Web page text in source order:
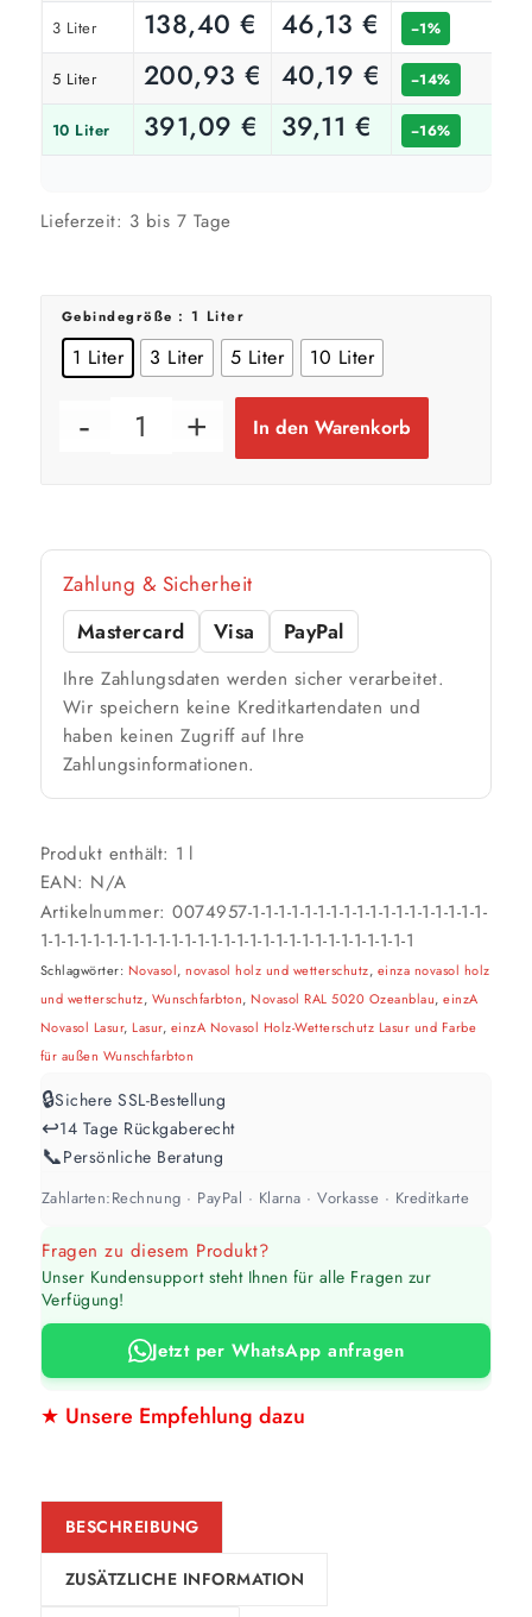
📏 Ihre Fläche
m²
Farbig / dunkel
Weiß / hell
1 Anstrich reicht meist
Werte sind Richtwerte und können je nach Untergrund und Werkzeug
abweichen. Für 10 % Reserve wird automatisch aufgerundet.
3 Liter 138,40€ 46,13 € −1%
5 Liter 200,93€ 40,19 € −14%
10 Liter 391,09€ 39,11 € −16%
Lieferzeit: 3 bis 7 Tage
Gebindegröße : 1 Liter
1 Liter 3 Liter 5 Liter 10 Liter
In den Warenkorb
Zahlung & Sicherheit
Mastercard
Visa PayPal
Ihre Zahlungsdaten werden sicher verarbeitet.
Wir speichern keine Kreditkartendaten und
haben keinen Zugriff auf Ihre
Zahlungsinformationen.
Produkt enthält: 1 l
EAN: N/A
Artikelnummer:0074957-1-1-1-1-1-1-1-1-1-1-1-1-1-1-1-1-1-1-
1-1-1-1-1-1-1-1-1-1-1-1-1-1-1-1-1-1-1-1-1-1-1-1-1-1-1-1-1
Schlagwörter: Novasol,novasol holz und wetterschutz, einza novasol holz
und wetterschutz, Wunschfarbton,Novasol RAL 5020 Ozeanblau,einzA
Novasol Lasur,Lasur, einzA Novasol Holz-Wetterschutz Lasur und Farbe
für außen Wunschfarbton
🔒Sichere SSL-Bestellung
↩️14 Tage Rückgaberecht
📞Persönliche Beratung
Zahlarten:Rechnung · PayPal · Klarna · Vorkasse · Kreditkarte
Fragen zu diesem Produkt?
Unser Kundensupport steht Ihnen für alle Fragen zur
Verfügung!
Jetzt per WhatsApp anfragen
★ Unsere Empfehlung dazu
BESCHREIBUNG
ZUSÄTZLICHE INFORMATION